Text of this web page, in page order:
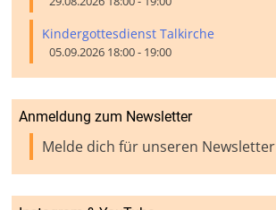
Kindergottesdienst Talkirche
05.09.2026 18:00 - 19:00
Anmeldung zum Newsletter
Melde dich für unseren Newsletter